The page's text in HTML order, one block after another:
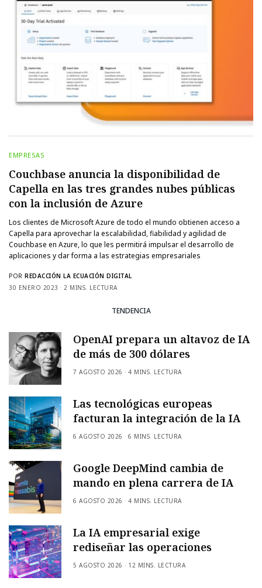
EMPRESAS
Couchbase anuncia la disponibilidad de
Capella en las tres grandes nubes públicas
con la inclusión de Azure
Los clientes de Microsoft Azure de todo el mundo obtienen acceso a
Capella para aprovechar la escalabilidad, fiabilidad y agilidad de
Couchbase en Azure, lo que les permitirá impulsar el desarrollo de
aplicaciones y dar forma a las estrategias empresariales
POR REDACCIÓN LA ECUACIÓN DIGITAL
30 ENERO 2023
2 MINS. LECTURA
TENDENCIA
OpenAI prepara un altavoz de IA
de más de 300 dólares
7 AGOSTO 2026 4 MINS. LECTURA
Las tecnológicas europeas
facturan la integración de la IA
6 AGOSTO 2026 6 MINS. LECTURA
Google DeepMind cambia de
mando en plena carrera de IA
6 AGOSTO 2026 4 MINS. LECTURA
La IA empresarial exige
rediseñar las operaciones
5 AGOSTO 2026 12 MINS. LECTURA